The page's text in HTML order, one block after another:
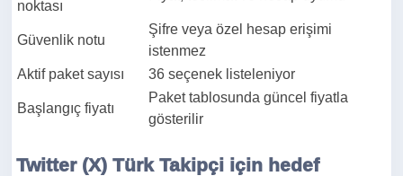
noktası
Güvenlik notu
Şifre veya özel hesap erişimi
istenmez
Aktif paket sayısı
36 seçenek listeleniyor
Başlangıç fiyatı
Paket tablosunda güncel fiyatla
gösterilir
Twitter (X) Türk Takipçi için hedef